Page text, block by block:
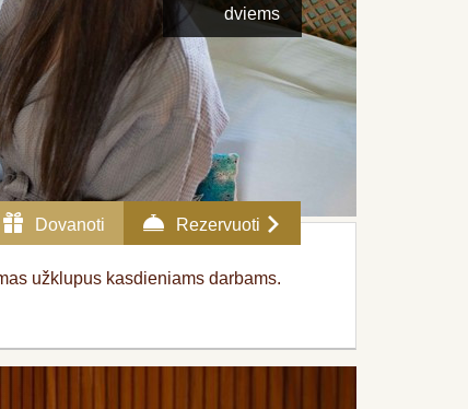
dviems
užklupus kasdieniams darbams.
Rezervuoti
Dovanoti